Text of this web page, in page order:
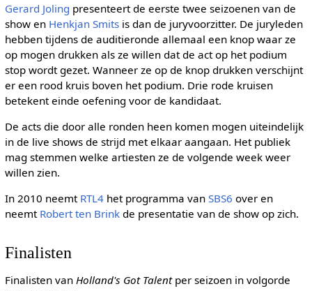
Gerard Joling presenteert de eerste twee seizoenen van de
show en Henkjan Smitsis dan de juryvoorzitter. De juryleden
hebben tijdens de auditieronde allemaal een knop waar ze
op mogen drukken als ze willen dat de act op het podium
stop wordt gezet. Wanneer ze op de knop drukken verschijnt
er een rood kruis boven het podium. Drie rode kruisen
betekent einde oefening voor de kandidaat.
De acts die door alle ronden heen komen mogen uiteindelijk
in de live shows de strijd met elkaar aangaan. Het publiek
mag stemmen welke artiesten ze de volgende week weer
willen zien.
In 2010 neemt RTL4het programma van SBS6 over en
neemt Robert ten Brinkde presentatie van de show op zich.
Finalisten
Finalisten van Holland's Got Talentper seizoen in volgorde